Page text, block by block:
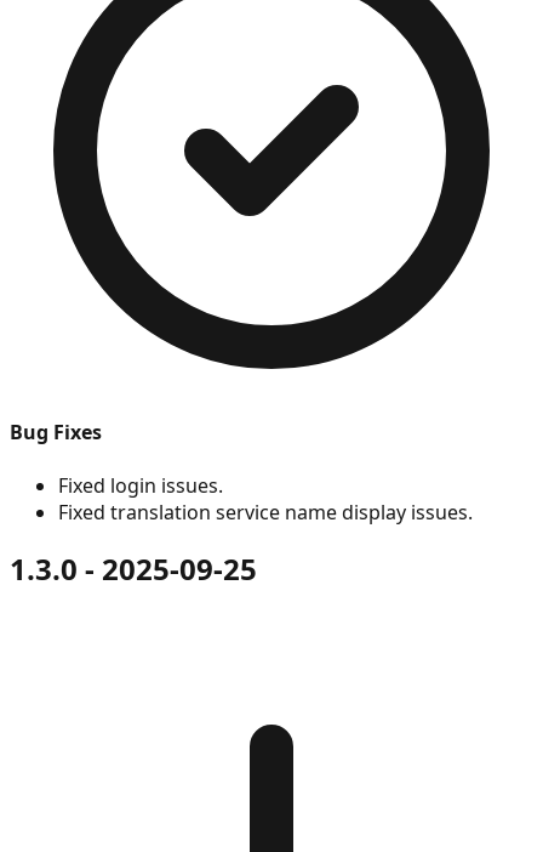
Bug Fixes
Fixed login issues.
Fixed translation service name display issues.
1.3.0 - 2025-09-25